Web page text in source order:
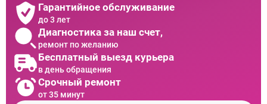
Гарантийное обслуживание
до 3 лет
Диагностика за наш счет,
ремонт по желанию
Бесплатный выезд курьера
в день обращения
Срочный ремонт
от 35 минут